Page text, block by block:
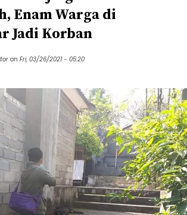
Enam Warga di
Jadi Korban
on Fri, 03/26/2021 - 05:20